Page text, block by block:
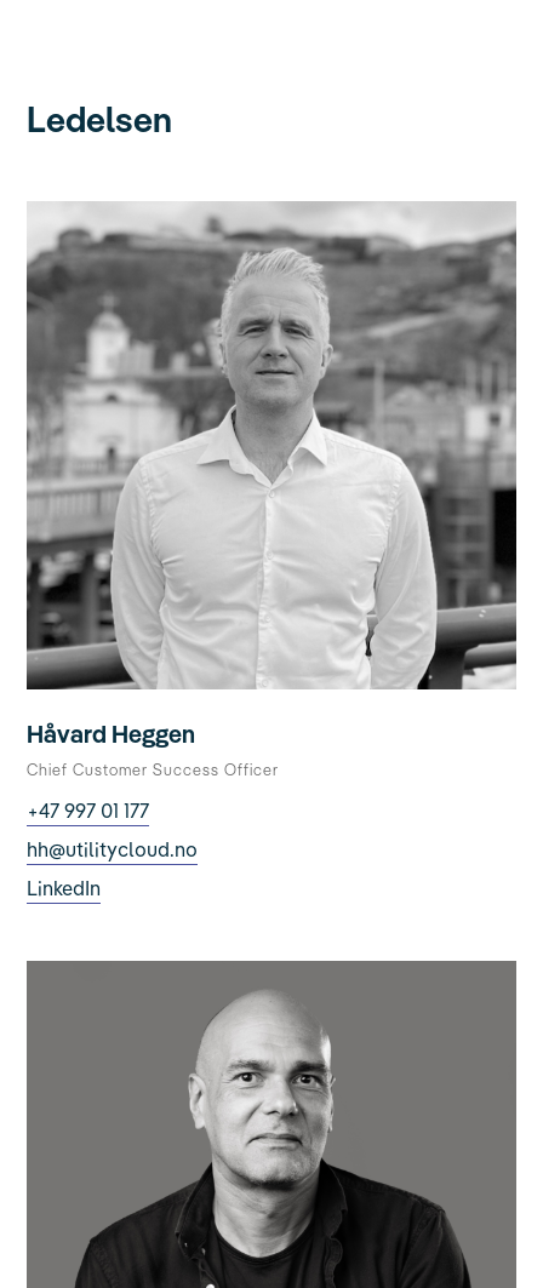
Ledelsen
Håvard Heggen
Chief Customer Success Officer
+47 997 01 177
hh@utilitycloud.no
LinkedIn